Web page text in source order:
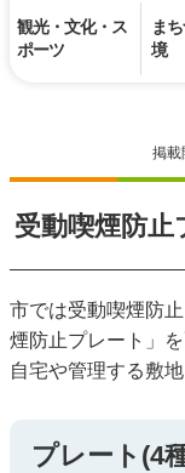
観光・文化・ス
ポーツ
ま
境
掲載
受動喫煙防
市では受動喫煙防
煙防止プレート」を
自宅や管理する敷
プレート(4